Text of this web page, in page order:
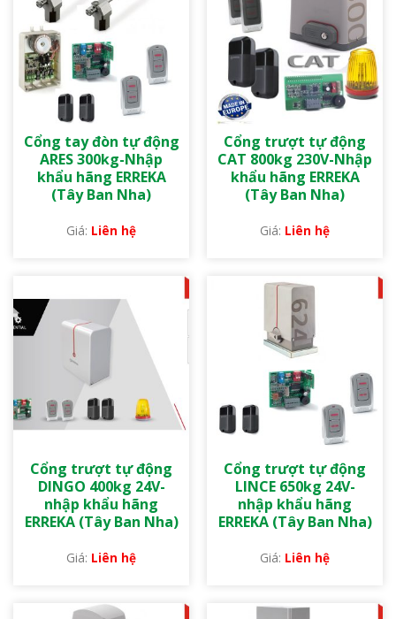
Cổng tay đòn tự động
ARES 300kg-Nhập
khẩu hãng ERREKA
(Tây Ban Nha)
Liên hệ
Cổng trượt tự động
CAT 800kg 230V-Nhập
khẩu hãng ERREKA
(Tây Ban Nha)
Liên hệ
Cổng trượt tự động
DINGO 400kg 24V-
nhập khẩu hãng
ERREKA (Tây Ban Nha)
Liên hệ
Cổng trượt tự động
LINCE 650kg 24V-
nhập khẩu hãng
ERREKA (Tây Ban Nha)
Liên hệ